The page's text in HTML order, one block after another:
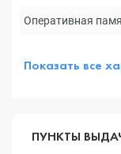
Оперативная
Показать все
ПУНКТЫ